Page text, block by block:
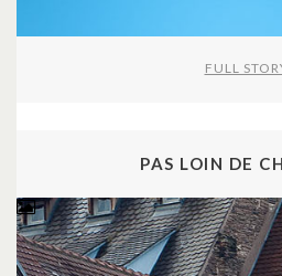
FULL
PAS LOIN DE